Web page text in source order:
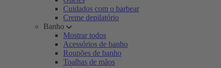
Cuidados com o barbear
Creme depilatório
Banho
Mostrar todos
Acessórios de banho
Roupões de banho
Toalhas de mãos